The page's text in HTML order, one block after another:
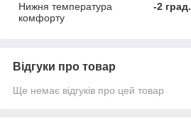
Нижня температура
комфорту
-2 град.
Відгуки про товар
Ще немає відгуків про цей товар